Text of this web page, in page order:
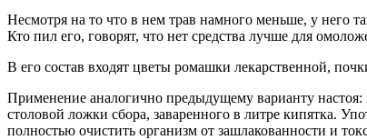
Несмотря на то что в нем трав намного меньше, у него
Кто пил его, говорят, что нет средства лучше для
В его состав входят цветы ромашки лекарственной,
Применение аналогично предыдущему варианту
столовой ложки сбора, заваренного в литре кипятка.
полностью очистить организм от зашлакованности и